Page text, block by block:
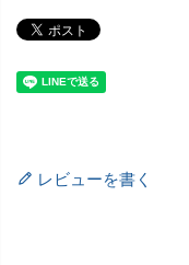
レビューを書く